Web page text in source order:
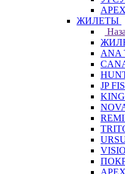
APEX
ЖИЛЕТЫ
ANA
JP
APEX